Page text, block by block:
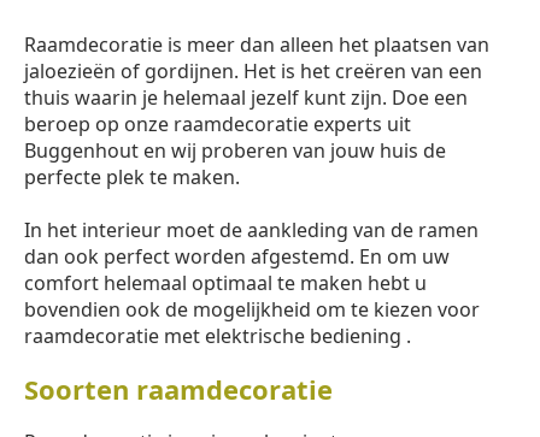
Raamdecoratie is meer dan alleen het plaatsen van
jaloezieën of gordijnen. Het is het creëren van een
thuis waarin je helemaal jezelf kunt zijn. Doe een
beroep op onze raamdecoratie experts uit
Buggenhout en wij proberen van jouw huis de
perfecte plek te maken.
In het interieur moet de aankleding van de ramen
dan ook perfect worden afgestemd. En om uw
comfort helemaal optimaal te maken hebt u
bovendien ook de mogelijkheid om te kiezen voor
raamdecoratie met elektrische bediening .
Soorten raamdecoratie